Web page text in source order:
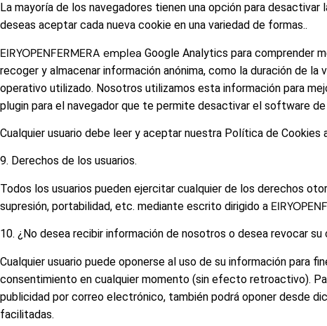
La mayoría de los navegadores tienen una opción para
deseas aceptar cada nueva cookie en una variedad de formas..
EIRYOPENFERMERA emplea Google Analytics para comprender
recoger y almacenar información anónima, como la duración de
operativo utilizado. Nosotros utilizamos esta información para
plugin para el navegador que te permite desactivar el software
Cualquier usuario debe leer y aceptar nuestra Política de
9. Derechos de los usuarios.
Todos los usuarios pueden ejercitar cualquier de los derechos
supresión, portabilidad, etc. mediante escrito dirigido a
10. ¿No desea recibir información de nosotros o desea revocar
Cualquier usuario puede oponerse al uso de su información para
consentimiento en cualquier momento (sin efecto retroactivo).
publicidad por correo electrónico, también podrá oponer desde
facilitadas.